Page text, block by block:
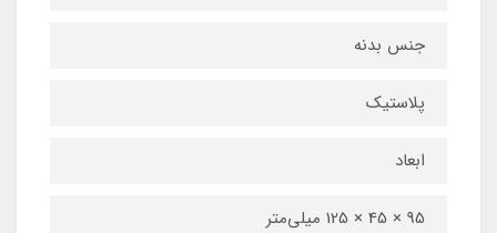
جنس بدنه
پلاستیک
ابعاد
95 × 45 × 125 میلی‌متر